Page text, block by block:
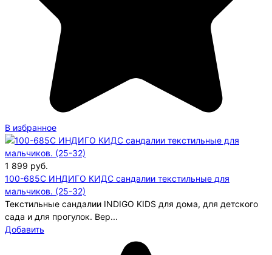
В избранное
1 899 руб.
100-685C ИНДИГО КИДС сандалии текстильные для
мальчиков. (25-32)
Текстильные сандалии INDIGO KIDS для дома, для детского
сада и для прогулок. Вер...
Добавить